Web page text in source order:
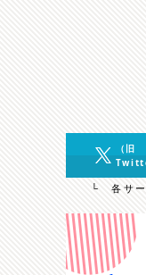
（旧
└ 各サー